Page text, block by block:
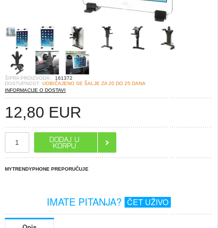
ŠIFRA PROIZVODA::
161372
DOSTUPNOST: UOBIČAJENO SE ŠALJE ZA 20 DO 25 DANA
INFORMACIJE O DOSTAVI
12,80 EUR
MYTRENDYPHONE PREPORUČUJE
IMATE PITANJA? ČET UŽIVO